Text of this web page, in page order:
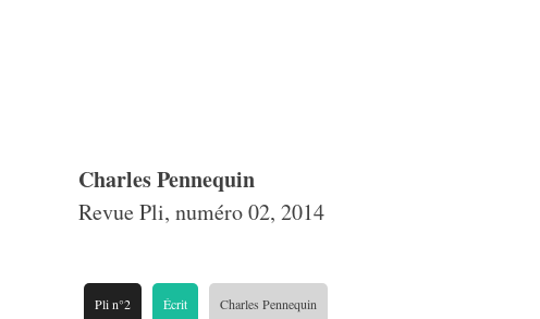
Charles Pennequin
Revue Pli, numéro 02, 2014
Pli n°2 Écrit Charles Pennequin